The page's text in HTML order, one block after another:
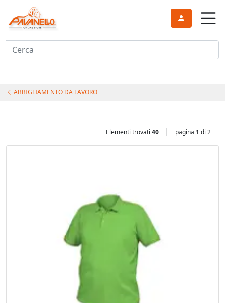
Cerca
ABBIGLIAMENTO DA LAVORO
Elementi trovati 40 | pagina 1 di 2